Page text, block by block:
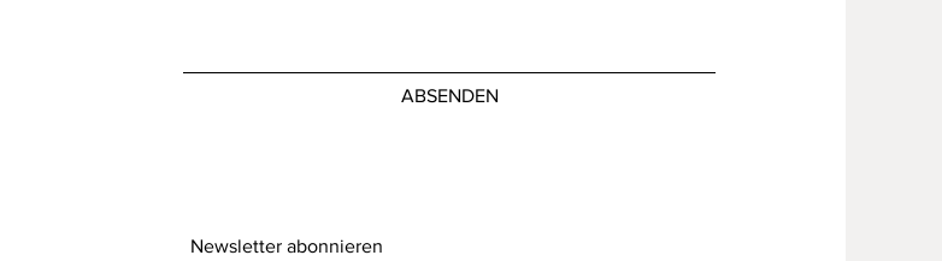
ABSENDEN
Newsletter abonnieren